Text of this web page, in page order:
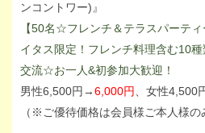
ンコントワー)』
【50名☆フレンチ＆テラスパーテ
イタス限定！フレンチ料理含む10
交流☆お一人&初参加大歓迎！
男性6,500円→6,000円、女性4,500
（※ご優待価格は会員様ご本人様の